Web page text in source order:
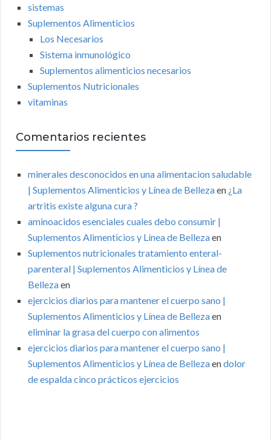
sistemas
Suplementos Alimenticios
Los Necesarios
Sistema inmunológico
Suplementos alimenticios necesarios
Suplementos Nutricionales
vitaminas
Comentarios recientes
minerales desconocidos en una alimentacion saludable
| Suplementos Alimenticios y Línea de Bellezaen ¿La
artritis existe alguna cura ?
aminoacidos esenciales cuales debo consumir |
Suplementos Alimenticios y Línea de Bellezaen
Suplementos nutricionales tratamiento enteral-
parenteral | Suplementos Alimenticios y Línea de
Bellezaen
ejercicios diarios para mantener el cuerpo sano |
Suplementos Alimenticios y Línea de Bellezaen
eliminar la grasa del cuerpo con alimentos
ejercicios diarios para mantener el cuerpo sano |
Suplementos Alimenticios y Línea de Bellezaendolor
de espalda cinco prácticos ejercicios